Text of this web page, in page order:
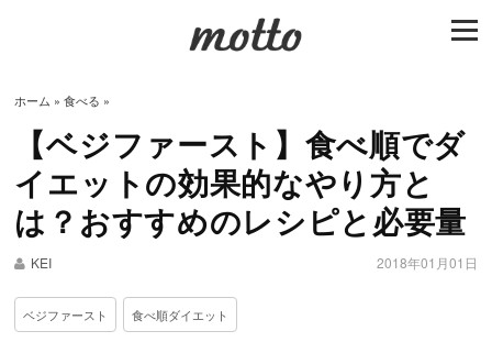
ホーム »食べる »
【ベジファースト】食べ順でダ
イエットの効果的なやり方と
は？おすすめのレシピと必要量
KEI 2018年01月01日
ベジファースト 食べ順ダイエット